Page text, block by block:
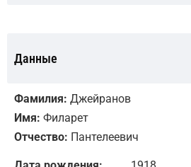
Данные
Фамилия: Джейранов
Имя: Филарет
Отчество: Пантелеевич